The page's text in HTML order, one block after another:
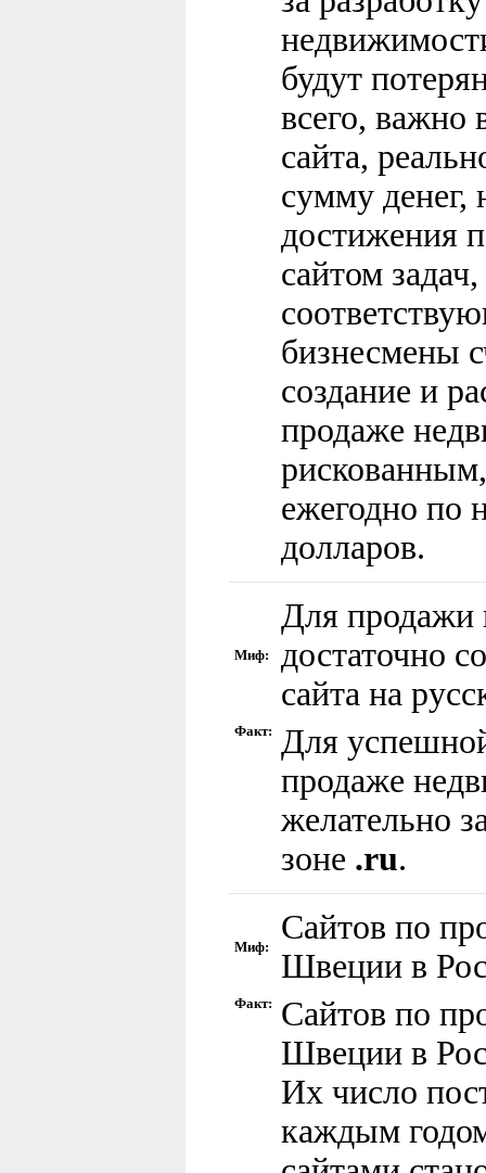
будут
всего, важно
сайта,
сумму денег,
достижения
сайтом
бизнесмены
создание и
продаже
ежегодно по
долларов.
Миф:
Для
достаточно
сайта на
Факт: Для
продаже
желательно
зоне .ru.
Миф:
Сайтов по
Швеции в
Факт:
Сайтов по
Швеции в
Их число
каждым